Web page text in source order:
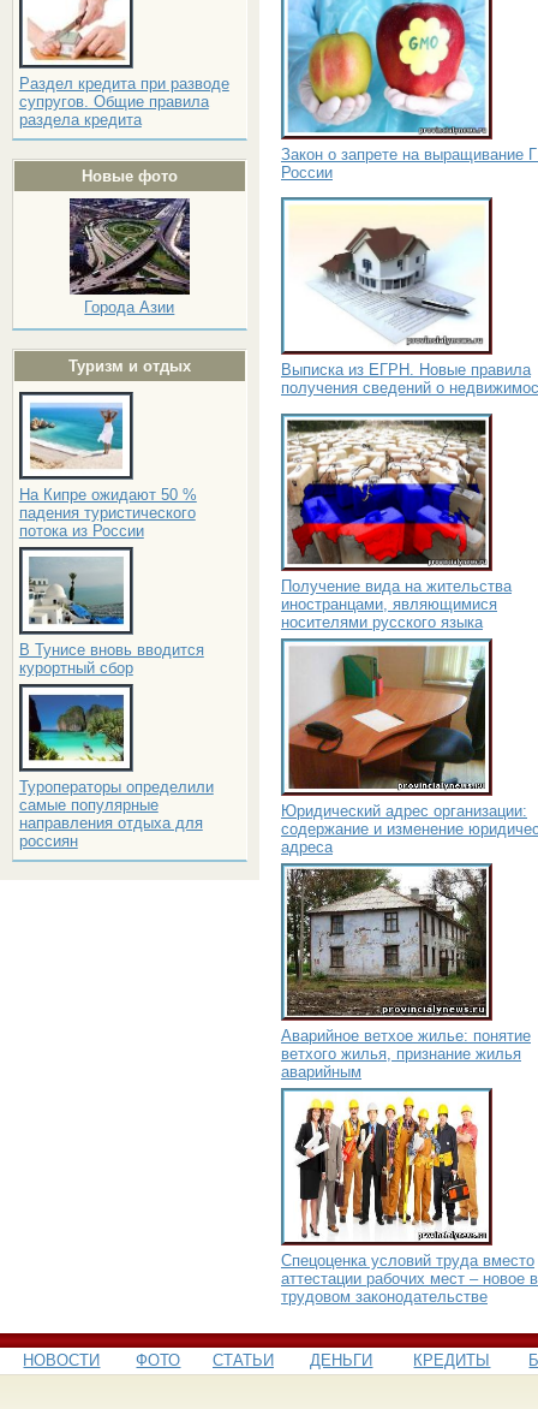
Раздел кредита при разводе
супругов. Общие правила
раздела кредита
Новые фото
Города Азии
Туризм и отдых
На Кипре ожидают 50 %
падения туристического
потока из России
В Тунисе вновь вводится
курортный сбор
Туроператоры определили
самые популярные
направления отдыха для
россиян
Закон о запрете на выращивание
России
Выписка из ЕГРН. Новые правила
получения сведений о
Получение вида на жительства
иностранцами, являющимися
носителями русского языка
Юридический адрес организации:
содержание и изменение
адреса
Аварийное ветхое жилье: понятие
ветхого жилья, признание жилья
аварийным
Спецоценка условий труда вместо
аттестации рабочих мест – новое в
трудовом законодательстве
НОВОСТИ ФОТО СТАТЬИ ДЕНЬГИ КРЕДИТЫ